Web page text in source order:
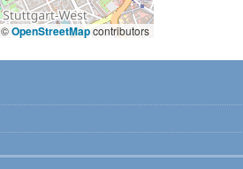
©OpenStreetMapcontributors